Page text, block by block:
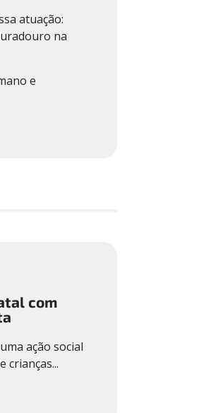
atuação:
na
e
com
ação social
crianças...